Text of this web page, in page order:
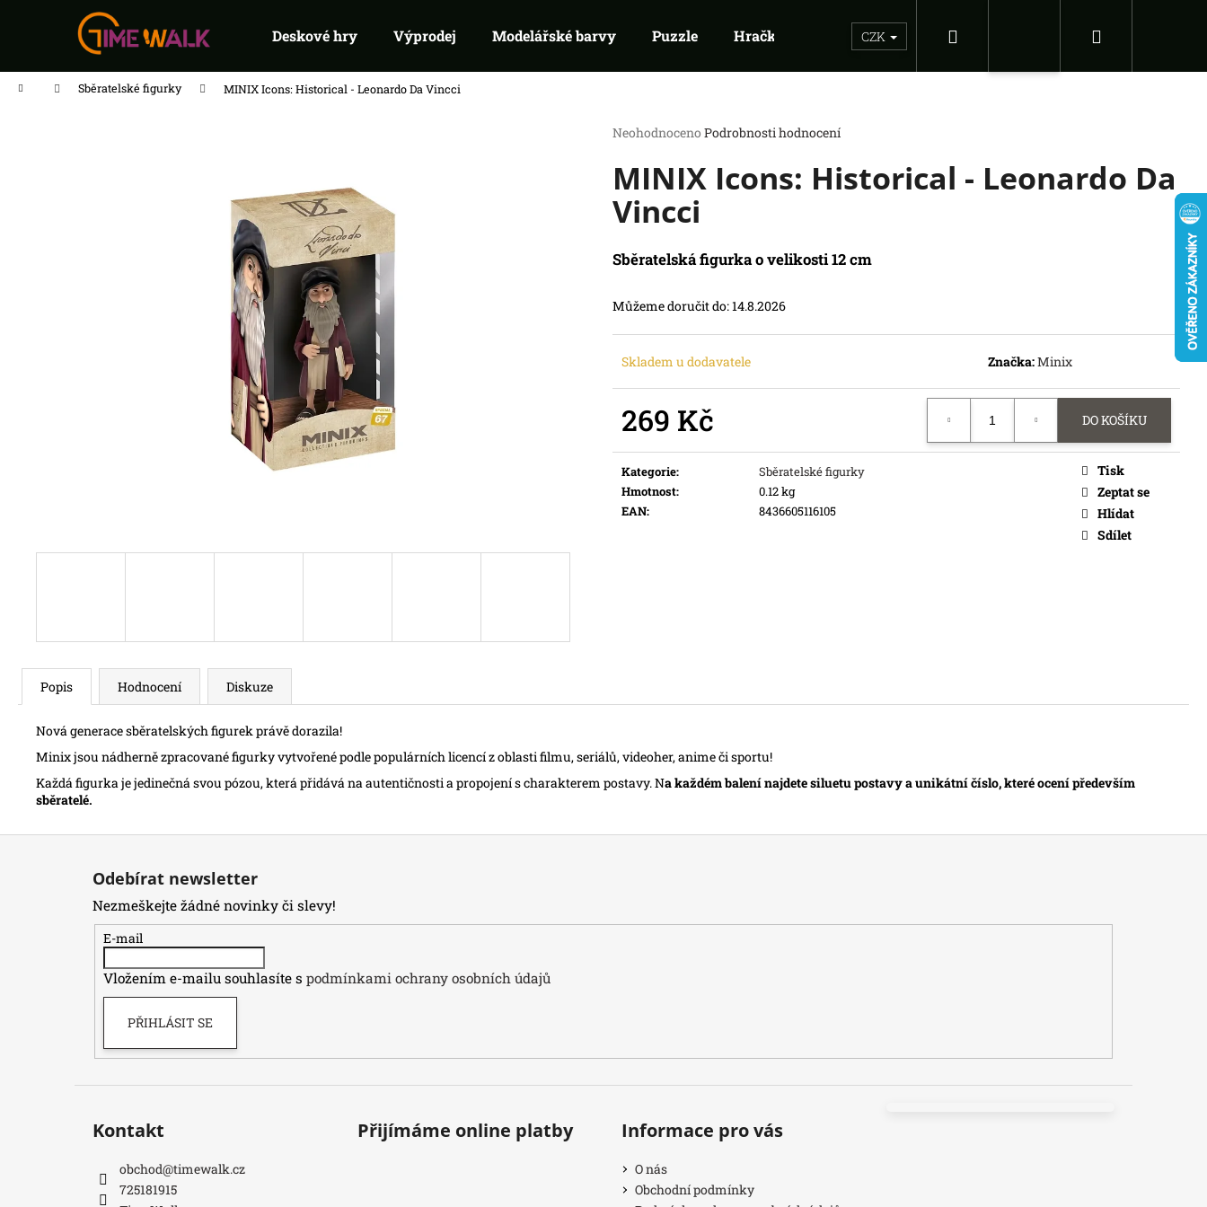
Deskové hry Výprodej Modelářské barvy Puzzle Hračky Sběratelské figurky Dárkové inspirace
CZK
Přihlášení
Domů Sběratelské figurky MINIX Icons: Historical - Leonardo Da Vincci
Průměrné
produktu
je
0,0
z
hvězdiček.
Neohodnoceno Podrobnosti hodnocení
MINIX Icons: Historical - Leonardo Da
Vincci
Sběratelská figurka o velikosti 12 cm
Můžeme doručit do:14.8.2026
Skladem u dodavatele Značka:Minix
269 Kč DO KOŠÍKU
Kategorie:
Sběratelské figurky
Hmotnost:
0.12 kg
EAN: 8436605116105
Tisk
Zeptat se
Hlídat
Sdílet
Popis Hodnocení Diskuze
Nová generace sběratelských figurek právě dorazila!
Minix jsou nádherně zpracované figurky vytvořené podle populárních licencí z oblasti filmu, seriálů, videoher, anime či sportu!
Každá figurka je jedinečná svou pózou, která přidává na autentičnosti a propojení s charakterem postavy. Na každém balení najdete siluetu postavy a unikátní číslo, které ocení především
sběratelé.
í
do
do
Co potřebujete najít?
HLEDAT
POKÉMON TCG: ME05 PITCH BLACK -
SWU 08: ASHES OF THE EMPIRE -
Z
Odebírat newsletter
Nezmeškejte žádné novinky či slevy!
E-mail
Vložením e-mailu souhlasíte s podmínkami ochrany osobních údajů
PŘIHLÁSIT SE
Kontakt
obchod@timewalk.cz
725181915
Přijímáme online platby Informace pro vás
O nás
Obchodní podmínky